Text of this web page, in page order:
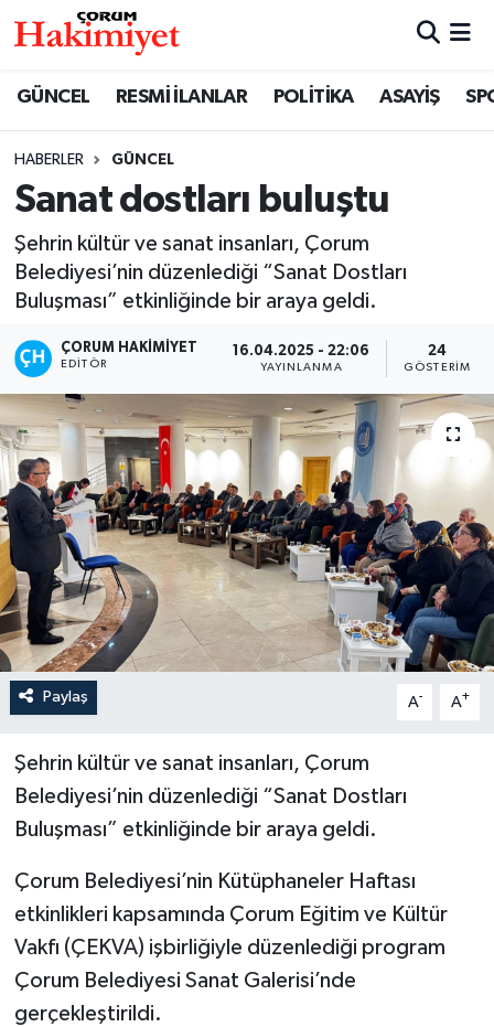
GÜNCEL RESMİ İLANLAR POLİTİKA ASAYİŞ
HABERLER GÜNCEL
Sanat dostları buluştu
Şehrin kültür ve sanat insanları, Çorum
Belediyesi’nin düzenlediği “Sanat Dostları
Buluşması” etkinliğinde bir araya geldi.
ÇORUM HAKIMIYET
EDITÖR
16.04.2025 - 22:06
YAYINLANMA
24
GÖSTERIM
Paylaş A- A+
Şehrin kültür ve sanat insanları, Çorum
Belediyesi’nin düzenlediği “Sanat Dostları
Buluşması” etkinliğinde bir araya geldi.
Çorum Belediyesi’nin Kütüphaneler Haftası
etkinlikleri kapsamında Çorum Eğitim ve Kültür
Vakfı (ÇEKVA) işbirliğiyle düzenlediği program
Çorum Belediyesi Sanat Galerisi’nde
gerçekleştirildi.
SAĞLIK
ASAYİŞ
EKONOMİ
GÜNCEL
AKTÜEL
EĞİTİM
İLÇELER
OTOPARK
TEKNOLOJİ
Nöbetçi Eczaneler
Çorum Namaz Vakitleri
Trafik Durumu
Süper Lig Puan Durumu ve Fikstür
Tüm Manşetler
Son Dakika Haberleri
Haber Arşivi